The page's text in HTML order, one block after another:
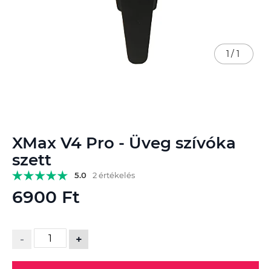
XMax V4 Pro - Üveg szívóka
szett
5.0 2 értékelés
6900 Ft
- +
1 / 1
a
képgaléria
elejére